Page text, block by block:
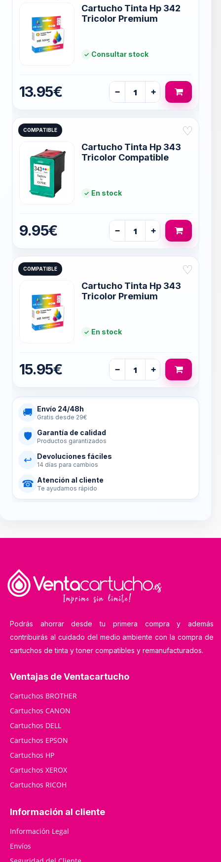
Cartucho Tinta Hp 342
Tricolor Premium
Consultar stock
13.95€ − +
COMPATIBLE ♡
Cartucho Tinta Hp 343
Tricolor Compatible
En stock
9.95€ − +
COMPATIBLE ♡
Cartucho Tinta Hp 343
Tricolor Premium
En stock
15.95€ − +
🚚 Envío 24/48h
Gratis desde 29€
🛡 Garantía de calidad
Productos garantizados
↩ Devoluciones fáciles
14 días para cambios
☎ Atención al cliente
Te ayudamos rápido
Podrás ahorrar desde tu primera compra y además
contribuirás al cuidado del medio ambiente con la compra de
cartuchos de tinta y toner compatibles y remanufacturados.
Ventajas de Ventacartucho
Cartuchos BROTHER
Cartuchos CANON
Cartuchos DELL
Cartuchos EPSON
Cartuchos HP
Cartuchos XEROX
Cartuchos RICOH
Información al cliente
Información Legal
Envíos